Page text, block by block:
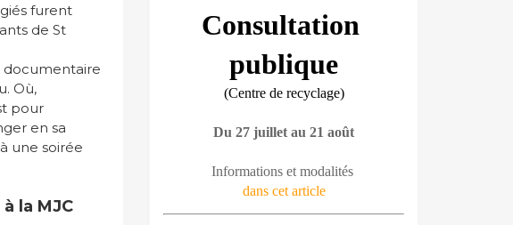
furent
de St
documentaire
Où,
pour
en sa
une soirée
la MJC
Consultation
publique
(Centre de recyclage)
Du 27 juillet au 21 août
Informations et modalités
dans cet article